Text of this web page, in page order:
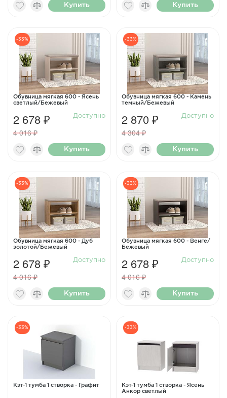
Купить Купить
-33%
Обувница мягкая 600 - Ясень
светлый/Бежевый
2 678 ₽
4 016 ₽
Доступно
Купить
-33%
Обувница мягкая 600 - Камень
темный/Бежевый
2 870 ₽
4 304 ₽
Доступно
Купить
-33%
Обувница мягкая 600 - Дуб
золотой/Бежевый
2 678 ₽
4 016 ₽
Доступно
Купить
-33%
Обувница мягкая 600 - Венге/
Бежевый
2 678 ₽
4 016 ₽
Доступно
Купить
-33%
Кэт-1 тумба 1 створка - Графит
-33%
Кэт-1 тумба 1 створка - Ясень
Анкор светлый